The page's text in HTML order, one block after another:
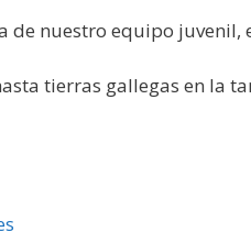
de nuestro equipo
tierras gallegas en la